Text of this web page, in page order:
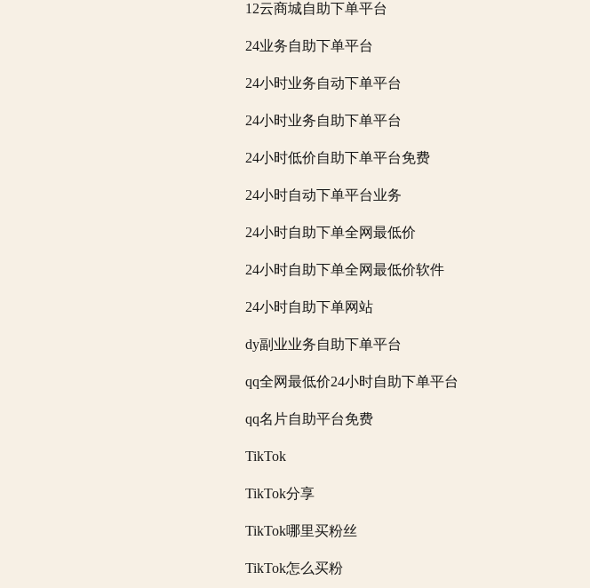
12云商城自助下单平台
24业务自助下单平台
24小时业务自动下单平台
24小时业务自助下单平台
24小时低价自助下单平台免费
24小时自动下单平台业务
24小时自助下单全网最低价
24小时自助下单全网最低价软件
24小时自助下单网站
dy副业业务自助下单平台
qq全网最低价24小时自助下单平台
qq名片自助平台免费
TikTok
TikTok分享
TikTok哪里买粉丝
TikTok怎么买粉